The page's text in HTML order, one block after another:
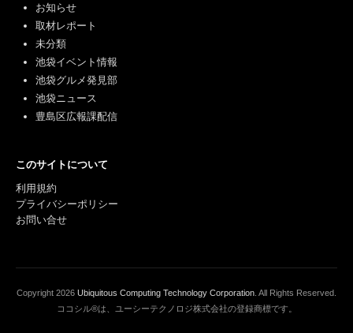
お知らせ
取材レポート
未分類
池袋イベント情報
池袋グルメ発見部
池袋ニュース
豊島区広報課配信
このサイトについて
利用規約
プライバシーポリシー
お問い合せ
Copyright 2026 Ubiquitous Computing Technology Corporation . All Rights Reserved.
ココシル®は、ユーシーテクノロジ株式会社の登録商標です。